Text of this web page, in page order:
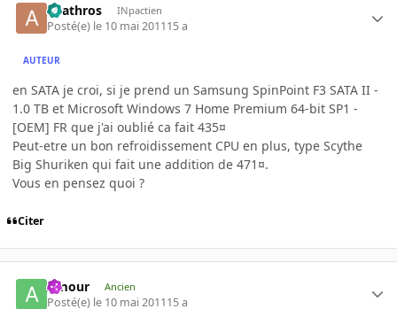
anathros INpactien
Posté(e) le 10 mai 201115 a
AUTEUR
en SATA je croi, si je prend un Samsung SpinPoint F3 SATA II -
1.0 TB et Microsoft Windows 7 Home Premium 64-bit SP1 -
[OEM] FR que j'ai oublié ca fait 435¤
Peut-etre un bon refroidissement CPU en plus, type Scythe
Big Shuriken qui fait une addition de 471¤.
Vous en pensez quoi ?
Citer
Amour Ancien
Posté(e) le 10 mai 201115 a